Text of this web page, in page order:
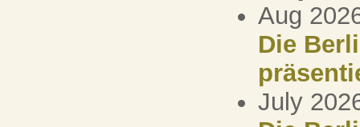
Aug
Die
July